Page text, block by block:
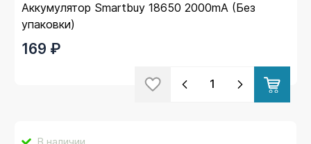
Аккумулятор Smartbuy 18650 2000mA (Без
упаковки)
169 ₽
В наличии